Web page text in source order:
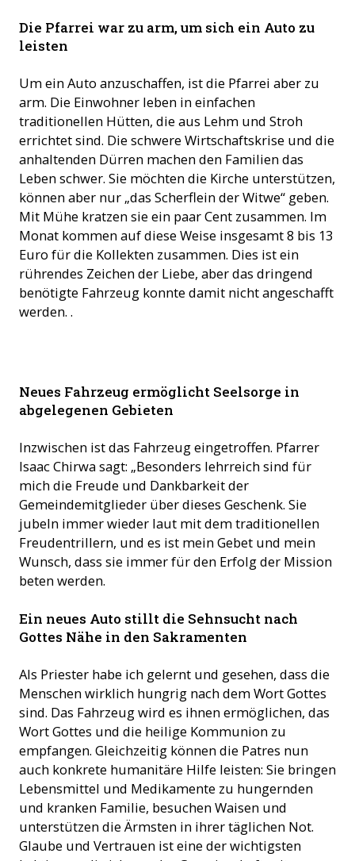
Die Pfarrei war zu arm, um sich ein Auto zu
leisten
Um ein Auto anzuschaffen, ist die Pfarrei aber zu
arm. Die Einwohner leben in einfachen
traditionellen Hütten, die aus Lehm und Stroh
errichtet sind. Die schwere Wirtschaftskrise und die
anhaltenden Dürren machen den Familien das
Leben schwer. Sie möchten die Kirche unterstützen,
können aber nur „das Scherflein der Witwe“ geben.
Mit Mühe kratzen sie ein paar Cent zusammen. Im
Monat kommen auf diese Weise insgesamt 8 bis 13
Euro für die Kollekten zusammen. Dies ist ein
rührendes Zeichen der Liebe, aber das dringend
benötigte Fahrzeug konnte damit nicht angeschafft
werden. .
Neues Fahrzeug ermöglicht Seelsorge in
abgelegenen Gebieten
Inzwischen ist das Fahrzeug eingetroffen. Pfarrer
Isaac Chirwa sagt: „Besonders lehrreich sind für
mich die Freude und Dankbarkeit der
Gemeindemitglieder über dieses Geschenk. Sie
jubeln immer wieder laut mit dem traditionellen
Freudentrillern, und es ist mein Gebet und mein
Wunsch, dass sie immer für den Erfolg der Mission
beten werden.
Ein neues Auto stillt die Sehnsucht nach
Gottes Nähe in den Sakramenten
Als Priester habe ich gelernt und gesehen, dass die
Menschen wirklich hungrig nach dem Wort Gottes
sind. Das Fahrzeug wird es ihnen ermöglichen, das
Wort Gottes und die heilige Kommunion zu
empfangen. Gleichzeitig können die Patres nun
auch konkrete humanitäre Hilfe leisten: Sie bringen
Lebensmittel und Medikamente zu hungernden
und kranken Familie, besuchen Waisen und
unterstützen die Ärmsten in ihrer täglichen Not.
Glaube und Vertrauen ist eine der wichtigsten
Messe feiern! ©ACN